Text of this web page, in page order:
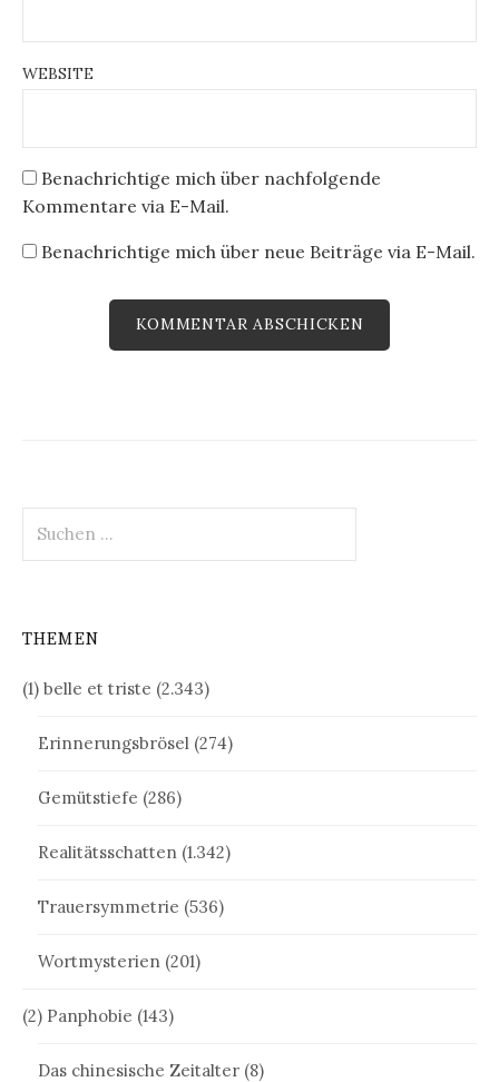
WEBSITE
Benachrichtige mich über nachfolgende
Kommentare via E-Mail.
Benachrichtige mich über neue Beiträge via E-Mail.
nach:
THEMEN
(1) belle et triste (2.343)
Erinnerungsbrösel (274)
Gemütstiefe (286)
Realitätsschatten (1.342)
Trauersymmetrie (536)
Wortmysterien (201)
(2) Panphobie (143)
Das chinesische Zeitalter (8)